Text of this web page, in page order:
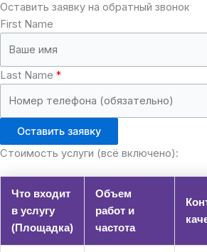
Оставить заявку на обратный звонок
First Name
Last Name
Оставить заявку
Стоимость услуги (всё включено):
Что входит
в услугу
(Площадка)
Объем
работ и
частота